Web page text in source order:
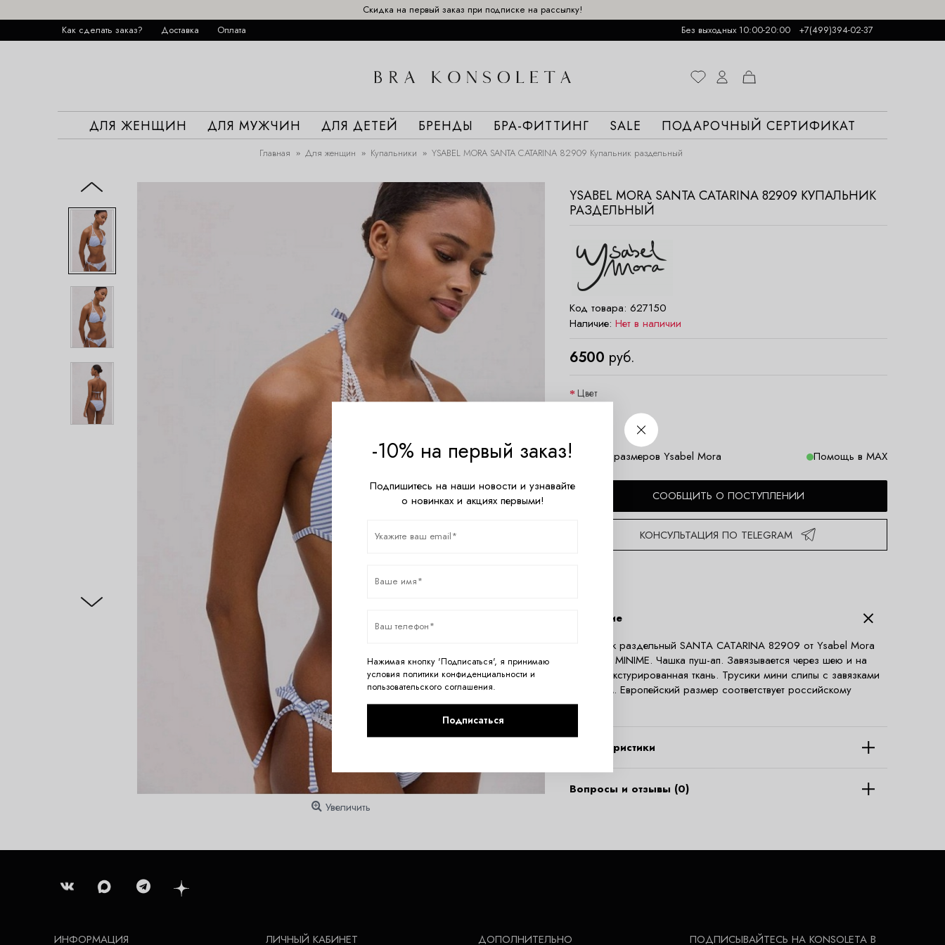
Скидка на первый заказ при подписке на рассылку!
Как сделать заказ?
Доставка Оплата Без выходных 10:00-20:00 +7(499)394-02-37
ДЛЯ ЖЕНЩИН ДЛЯ МУЖЧИН ДЛЯ ДЕТЕЙ БРЕНДЫ БРА-ФИТТИНГ SALE ПОДАРОЧНЫЙ СЕРТИФИКАТ
Главная Для женщин Купальники YSABEL MORA SANTA CATARINA 82909 Купальник раздельный
Увеличить
YSABEL MORA SANTA CATARINA 82909 КУПАЛЬНИК
РАЗДЕЛЬНЫЙ
Код товара: 627150
Наличие: Нет в наличии
6500 руб.
Цвет
Таблица размеров Ysabel Mora Помощь в MAX
СООБЩИТЬ О ПОСТУПЛЕНИИ
КОНСУЛЬТАЦИЯ ПО TELEGRAM
Описание
Купальник раздельный SANTA CATARINA 82909 от Ysabel Mora
из серии MINIME. Чашка пуш-ап. Завязывается через шею и на
спине. Текстурированная ткань. Трусики мини слипы с завязками
по бокам. Европейский размер соответствует российскому
размеру!
Характеристики
Вопросы и отзывы (0)
ИНФОРМАЦИЯ ЛИЧНЫЙ КАБИНЕТ ДОПОЛНИТЕЛЬНО ПОДПИСЫВАЙТЕСЬ НА KONSOLETA В
-10% на первый заказ!
Подпишитесь на наши новости и узнавайте
о новинках и акциях первыми!
Нажимая кнопку 'Подписаться', я принимаю
условия политики конфиденциальности и
пользовательского соглашения.
Подписаться